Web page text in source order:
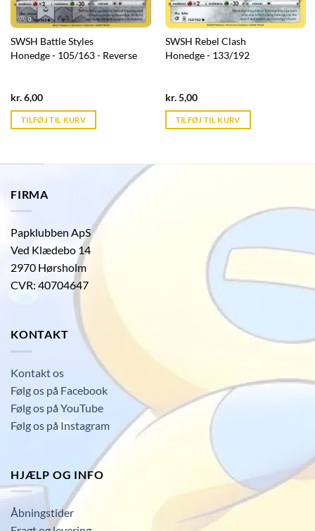
SWSH Battle Styles
Honedge - 105/163 - Reverse
kr.6,00Current
is:
kr. 39,95.
TILFØJ TIL KURV
SWSH Rebel Clash
Honedge - 133/192
kr.5,00Current
is:
kr. 39,95.
TILFØJ TIL KURV
FIRMA
Papklubben ApS
Ved Klædebo 14
2970 Hørsholm
CVR: 40704647
KONTAKT
Kontakt os
Følg os på Facebook
Følg os på YouTube
Følg os på Instagram
HJÆLP OG INFO
Åbningstider